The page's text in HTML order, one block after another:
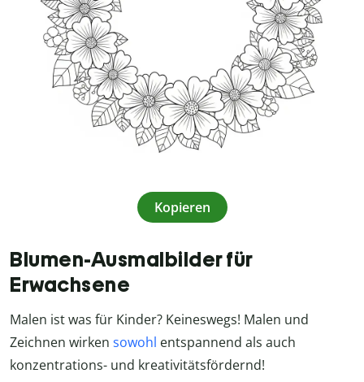
Kopieren
Blumen-Ausmalbilder für
Erwachsene
Malen ist was für Kinder? Keineswegs! Malen und
Zeichnen wirken sowohl entspannend als auch
konzentrations- und kreativitätsfördernd!